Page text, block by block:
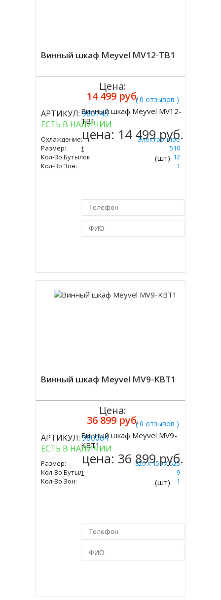
Винный шкаф Meyvel MV12-TB1
( 0 отзывов )
АРТИКУЛ:980145
ЕСТЬ В НАЛИЧИИ
Охлаждение:
Электронное
Размер:
480 Х 345 Х 510
Кол-Во Бутылок:
12
Кол-Во Зон:
1
Цена:
14 499 руб.
Купить
Винный шкаф Meyvel MV12-
TB1
цена: 14 499 руб.
(шт)
Винный шкаф Meyvel MV9-KBT1
( 0 отзывов )
АРТИКУЛ:980064
ЕСТЬ В НАЛИЧИИ
Размер:
820 Х 150 Х 525
Кол-Во Бутылок:
9
Кол-Во Зон:
1
Цена:
36 899 руб.
Купить
Винный шкаф Meyvel MV9-
KBT1
цена: 36 899 руб.
(шт)